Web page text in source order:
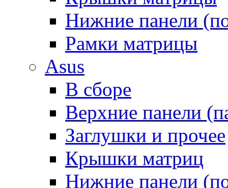
Нижние панели
Рамки матрицы
Asus
В сборе
Верхние панели
Заглушки и прочее
Крышки матриц
Нижние панели